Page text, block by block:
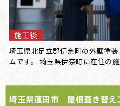
施工後
埼玉県北足立郡伊奈町の外壁塗
ムです。 埼玉県伊奈町に在住の
埼玉県蓮田市 屋根葺き替